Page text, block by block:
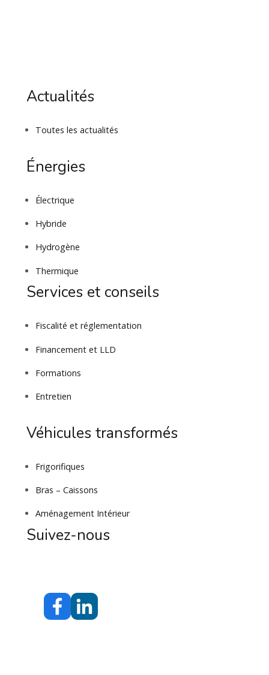
Actualités
Toutes les actualités
Énergies
Électrique
Hybride
Hydrogène
Thermique
Services et conseils
Fiscalité et réglementation
Financement et LLD
Formations
Entretien
Véhicules transformés
Frigorifiques
Bras – Caissons
Aménagement Intérieur
Suivez-nous